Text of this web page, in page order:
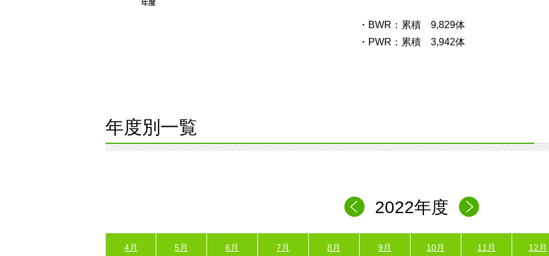
・BWR：累積 9,829体
・PWR：累積 3,942体
年度別一覧
2022年度
4月 5月 6月 7月 8月 9月 10月 11月 12月